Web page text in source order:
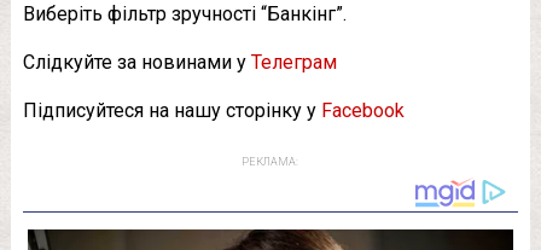
Виберіть фільтр зручності “Банкінг”.
Слідкуйте за новинами у Телеграм
Підписуйтеся на нашу сторінку у Facebook
РЕКЛАМА: